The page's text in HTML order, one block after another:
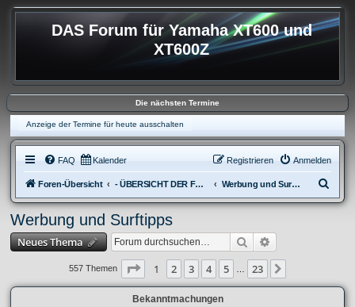
DAS Forum für Yamaha XT600 und
XT600Z
Die nächsten Termine
Anzeige der Termine für heute ausschalten
FAQ Kalender Anmelden
Registrieren
Foren-Übersicht - ÜBERSICHT DER FOREN XT600 Werbung und Surftipps
u
Werbung und Surftipps
Neues Thema Suche
557 Themen Seite 1von 23
1 2 3 4 5 23
Bekanntmachungen